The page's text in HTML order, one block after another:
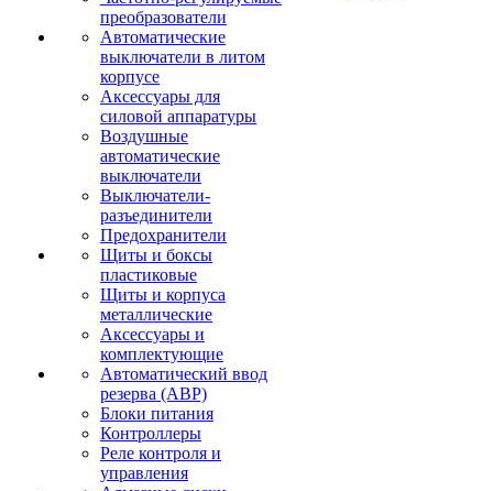
преобразователи
Автоматические
выключатели в литом
корпусе
Аксессуары для
силовой аппаратуры
Воздушные
автоматические
выключатели
Выключатели-
разъединители
Предохранители
Щиты и боксы
пластиковые
Щиты и корпуса
металлические
Аксессуары и
комплектующие
Автоматический ввод
резерва (АВР)
Блоки питания
Контроллеры
Реле контроля и
управления